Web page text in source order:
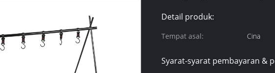
Detail produk:
Tempat asal: Cina
Syarat-syarat pembayaran &